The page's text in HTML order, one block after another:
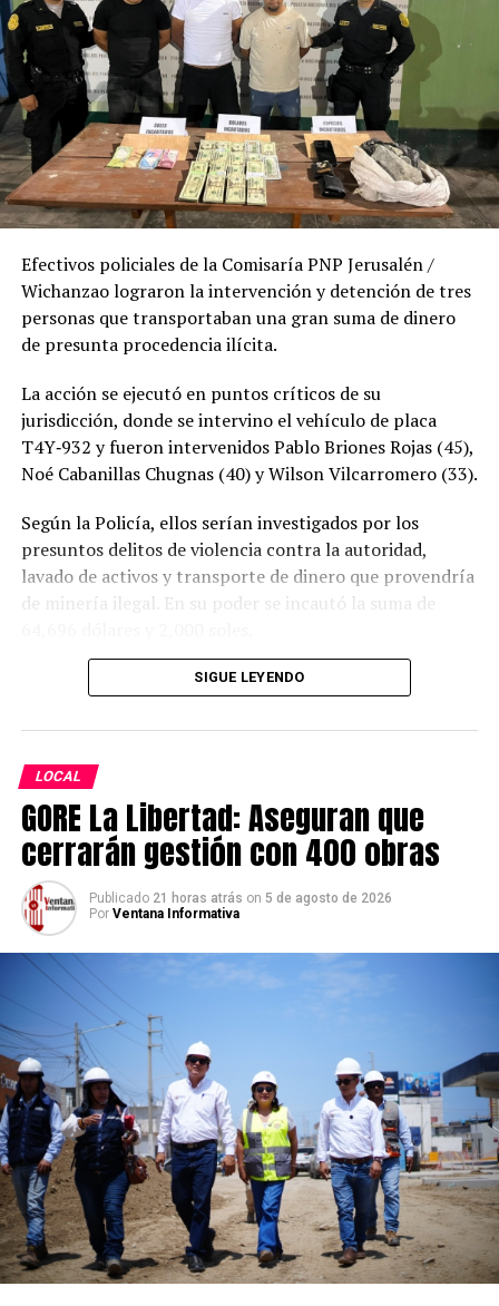
Efectivos policiales de la Comisaría PNP Jerusalén /
Wichanzao lograron la intervención y detención de tres
personas que transportaban una gran suma de dinero
de presunta procedencia ilícita.
La acción se ejecutó en puntos críticos de su
jurisdicción, donde se intervino el vehículo de placa
T4Y‑932 y fueron intervenidos Pablo Briones Rojas (45),
Noé Cabanillas Chugnas (40) y Wilson Vilcarromero (33).
Según la Policía, ellos serían investigados por los
presuntos delitos de violencia contra la autoridad,
lavado de activos y transporte de dinero que provendría
de minería ilegal. En su poder se incautó la suma de
SIGUE LEYENDO
LOCAL
GORE La Libertad: Aseguran que
cerrarán gestión con 400 obras
Publicado 21 horas atrás on 5 de agosto de 2026
Por Ventana Informativa